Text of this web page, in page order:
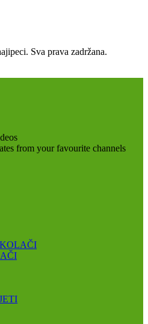
Sva prava zadržana.
from your favourite channels